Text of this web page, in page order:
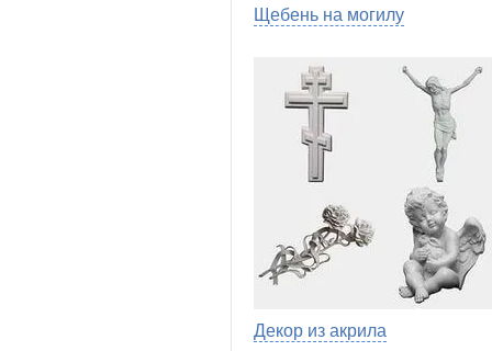
Щебень на могилу
Декор из акрила